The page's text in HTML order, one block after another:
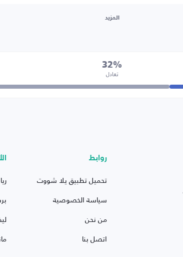
المزيد
32%
تعادل
روابط
تحميل تطبيق يلا شووت
سياسة الخصوصية
من نحن
اتصل بنا